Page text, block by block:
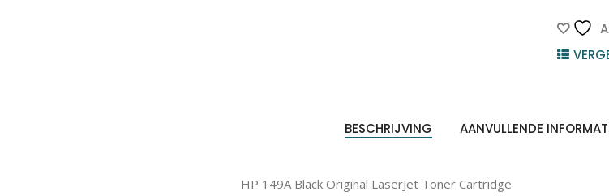
Black
BESCHRIJVING AANVULLENDE
HP 149A Black Original LaserJet Toner Cartridge